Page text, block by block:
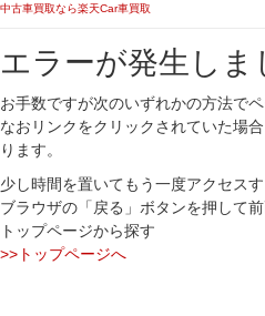
中古車買取なら楽天Car車買取
エラーが発生しま
お手数ですが次のいずれかの方法で
なおリンクをクリックされていた場
ります。
少し時間を置いてもう一度アクセスす
ブラウザの「戻る」ボタンを押して
トップページから探す
>>トップページへ